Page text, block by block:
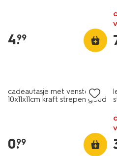
4.
99
cadeautasje met venster
10x11x11cm kraft strepen goud
0.
99